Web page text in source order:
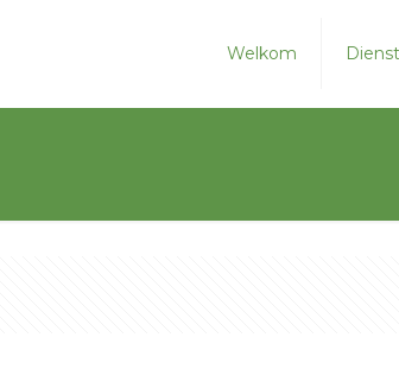
Welkom